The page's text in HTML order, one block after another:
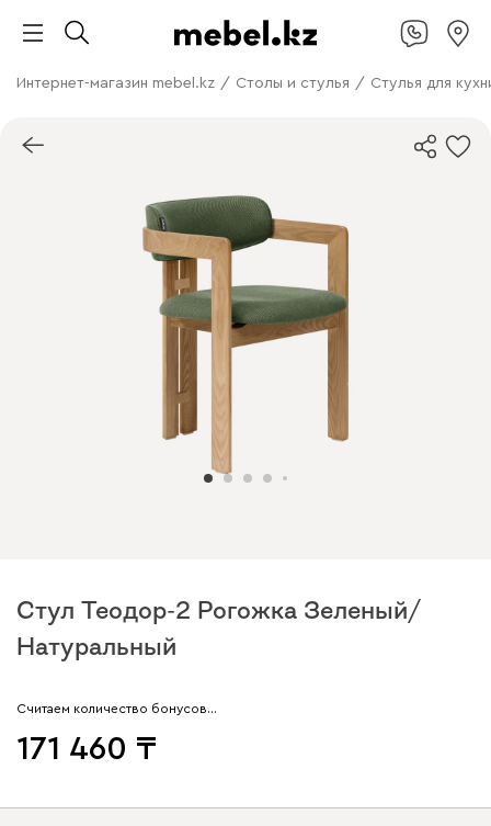
Интернет-магазин mebel.kz / Столы и стулья / Стулья для
Стул Теодор-2 Рогожка Зеленый/
Натуральный
Считаем количество бонусов…
171 460